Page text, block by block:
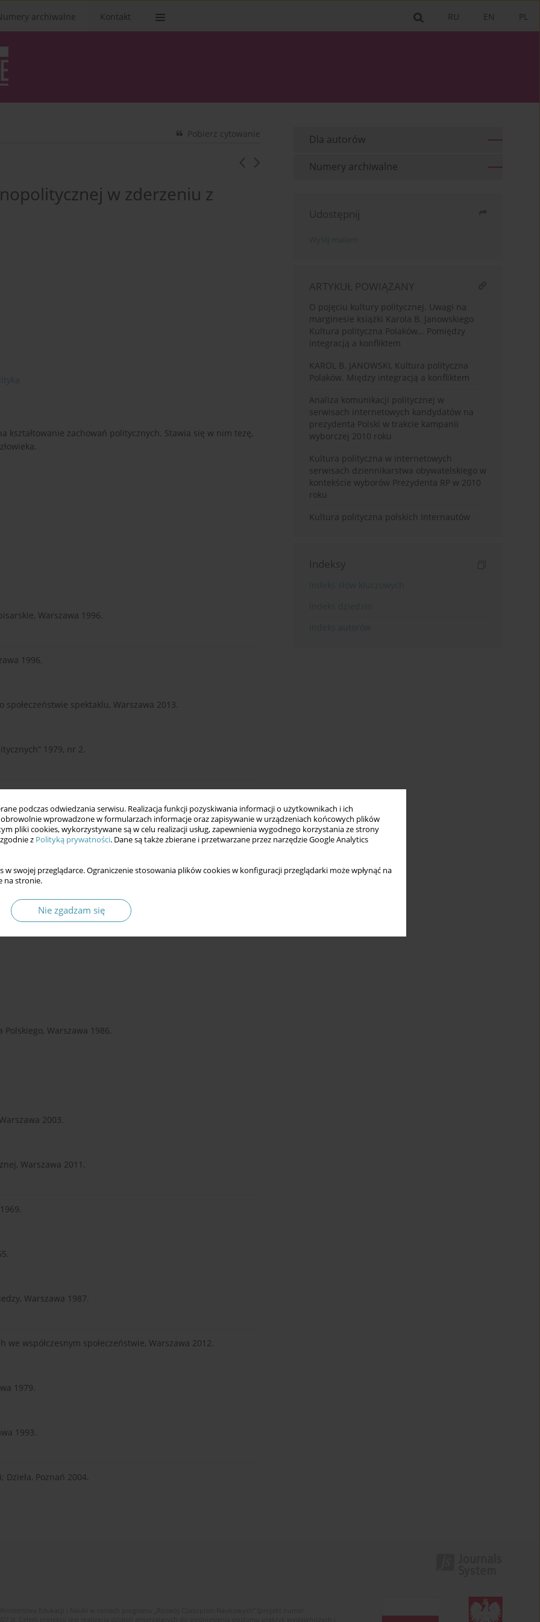
podczas odwiedzania serwisu. Realizacja funkcji pozyskiwania informacji o użytkownikach i ich
wprowadzone w formularzach informacje oraz zapisywanie w urządzeniach końcowych plików
pliki cookies, wykorzystywane są w celu realizacji usług, zapewnienia wygodnego korzystania ze strony
z Polityką prywatności. Dane są także zbierane i przetwarzane przez narzędzie Google Analytics
w swojej przeglądarce. Ograniczenie stosowania plików cookies w konfiguracji przeglądarki może wpłynąć na
na stronie.
Nie zgadzam się
PL
EN
RU
archiwalne Kontakt
Pobierz cytowanie
w zderzeniu z
zachowań politycznych. Stawia się w nim tezę,
Warszawa 1996.
1996.
spektaklu, Warszawa 2013.
1979, nr 2.
Warszawa 1963.
filozofii dziejów i filozofii języka, Warszawa 2002.
und des Rechtspositivismus, Charlottenburg–Berlin
Warszawa 1986.
2003.
Warszawa 2011.
Warszawa 1987.
współczesnym społeczeństwie, Warszawa 2012.
1979.
1993.
Poznań 2004.
Dla autorów
Numery archiwalne
Udostępnij
ARTYKUŁ POWIĄZANY
O pojęciu kultury politycznej. Uwagi na
marginesie książki Karola B. Janowskiego
Kultura polityczna Polaków… Pomiędzy
integracją a konfliktem
KAROL B. JANOWSKI, Kultura polityczna
Polaków. Między integracją a konfliktem
Analiza komunikacji politycznej w
serwisach internetowych kandydatów na
prezydenta Polski w trakcie kampanii
wyborczej 2010 roku
Kultura polityczna w internetowych
serwisach dziennikarstwa obywatelskiego w
kontekście wyborów Prezydenta RP w 2010
roku
Kultura polityczna polskich Internautów
Indeksy